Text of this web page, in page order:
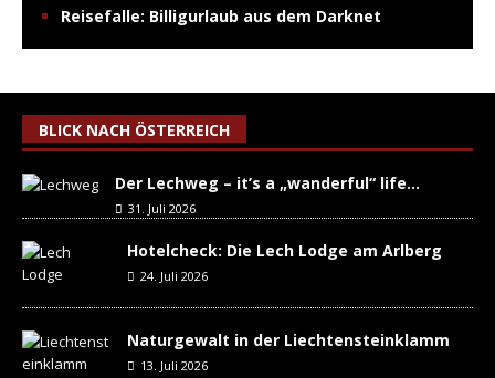
Reisefalle: Billigurlaub aus dem Darknet
BLICK NACH ÖSTERREICH
Der Lechweg – it’s a „wanderful“ life…
31. Juli 2026
Hotelcheck: Die Lech Lodge am Arlberg
24. Juli 2026
Naturgewalt in der Liechtensteinklamm
13. Juli 2026